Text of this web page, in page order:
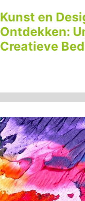
Kunst en
Ontdekken:
Creatieve